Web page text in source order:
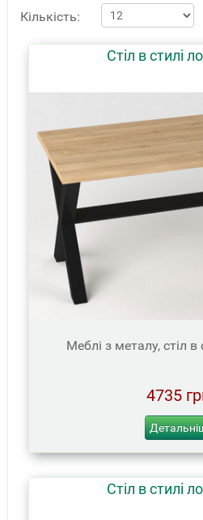
Кількість:
Стіл в стилі
Меблі з металу, стіл
4735
Стіл в стилі